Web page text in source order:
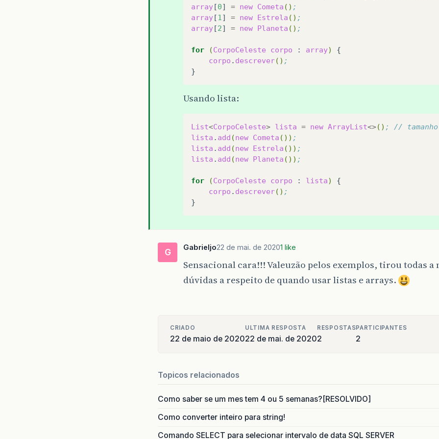
array[0] = new Cometa () ;
array[1 ] = new Estrela () ;
array[2] = new Planeta () ;
for (CorpoCeleste corpo : array)
corpo . descrever() ;
Usando lista:
List<CorpoCeleste> lista = new ArrayList<>() ; // tamanho
lista . add (new Cometa ()) ;
lista . add (new Estrela ()) ;
lista . add (new Planeta ()) ;
for (CorpoCeleste corpo : lista)
corpo . descrever() ;
G Gabrieljo22 de mai. de 20201 like
Sensacional cara!!! Valeuzão pelos exemplos, tirou todas a
dúvidas a respeito de quando usar listas e arrays.
CRIADO
22 de maio de 2020
ULTIMA RESPOSTA
22 de mai. de 2020
RESPOSTAS
2
PARTICIPANTES
2
Topicos relacionados
Como saber se um mes tem 4 ou 5 semanas?[RESOLVIDO]
Como converter inteiro para string!
Comando SELECT para selecionar intervalo de data SQL SERVER